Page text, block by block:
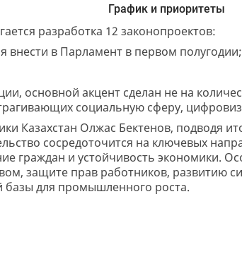
График и приоритеты
разработка 12 законопроектов:
в Парламент в первом полугодии;
основной акцент сделан не на
социальную сферу,
Казахстан Олжас Бектенов, подводя
сосредоточится на ключевых
граждан и устойчивость экономики.
защите прав работников, развитию
для промышленного роста.